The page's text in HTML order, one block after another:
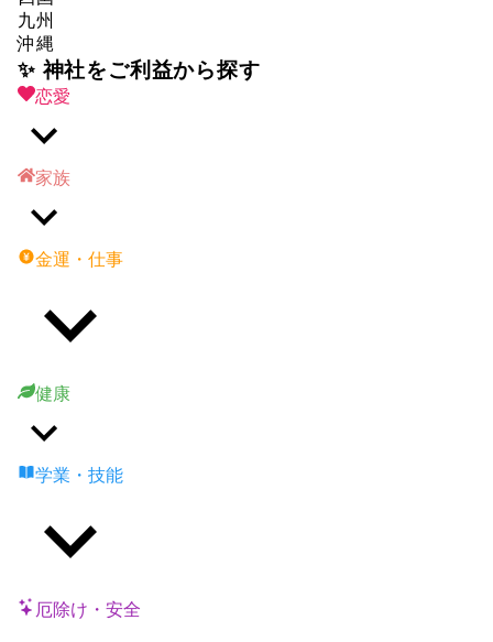
九州
沖縄
✨ 神社をご利益から探す
恋愛
家族
金運・仕事
健康
学業・技能
厄除け・安全